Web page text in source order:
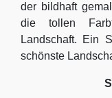
der bildhaft
die tollen
Landschaft. Ein
schönste